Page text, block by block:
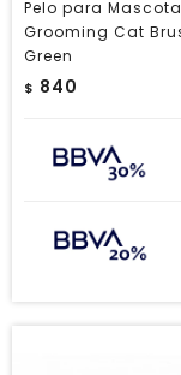
Pelo para
Grooming Cat
Green
$ 840